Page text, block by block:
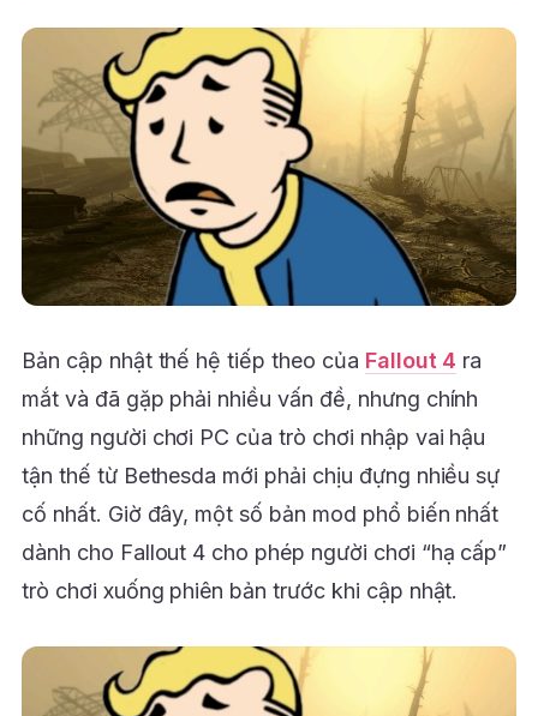
Bản cập nhật thế hệ tiếp theo của Fallout 4 ra
mắt và đã gặp phải nhiều vấn đề, nhưng chính
những người chơi PC của trò chơi nhập vai hậu
tận thế từ Bethesda mới phải chịu đựng nhiều sự
cố nhất. Giờ đây, một số bản mod phổ biến nhất
dành cho Fallout 4 cho phép người chơi “hạ cấp”
trò chơi xuống phiên bản trước khi cập nhật.